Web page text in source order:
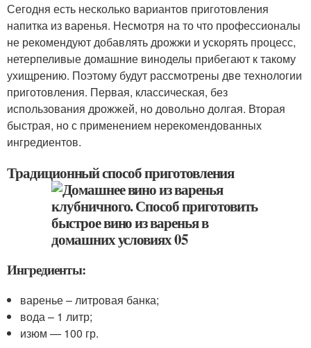
Сегодня есть несколько вариантов приготовления
напитка из варенья. Несмотря на то что профессионалы
не рекомендуют добавлять дрожжи и ускорять процесс,
нетерпеливые домашние виноделы прибегают к такому
ухищрению. Поэтому будут рассмотрены две технологии
приготовления. Первая, классическая, без
использования дрожжей, но довольно долгая. Вторая
быстрая, но с применением нерекомендованных
ингредиентов.
Традиционный способ приготовления
Ингредиенты:
варенье – литровая банка;
вода – 1 литр;
изюм — 100 гр.